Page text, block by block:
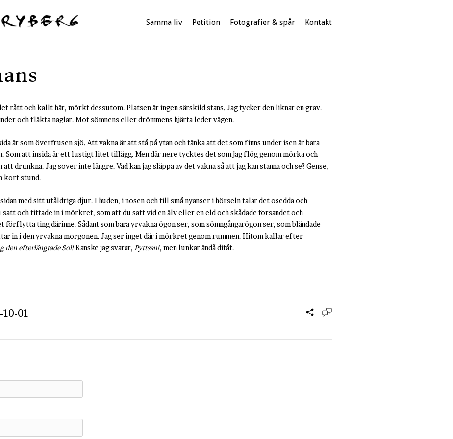
Samma liv Petition Fotografier & spår Kontakt
rått och kallt här, mörkt dessutom. Platsen är ingen särskild stans. Jag tycker den liknar en grav.
och fläkta naglar. Mot sömnens eller drömmens hjärta leder vägen.
är som överfrusen sjö. Att vakna är att stå på ytan och tänka att det som finns under isen är bara
Som att insida är ett lustigt litet tillägg. Men där nere tycktes det som jag flög genom mörka och
drunkna. Jag sover inte längre. Vad kan jag släppa av det vakna så att jag kan stanna och se? Gense,
kort stund.
med sitt utåldriga djur. I huden, i nosen och till små nyanser i hörseln talar det osedda och
satt och tittade in i mörkret, som att du satt vid en älv eller en eld och skådade forsandet och
förflytta ting därinne. Sådant som bara yrvakna ögon ser, som sömngångarögon ser, som bländade
in i den yrvakna morgonen. Jag ser inget där i mörkret genom rummen. Hitom kallar efter
den efterlängtade Sol!Kanske jag svarar, Pyttsan!, men lunkar ändå ditåt.
10-01